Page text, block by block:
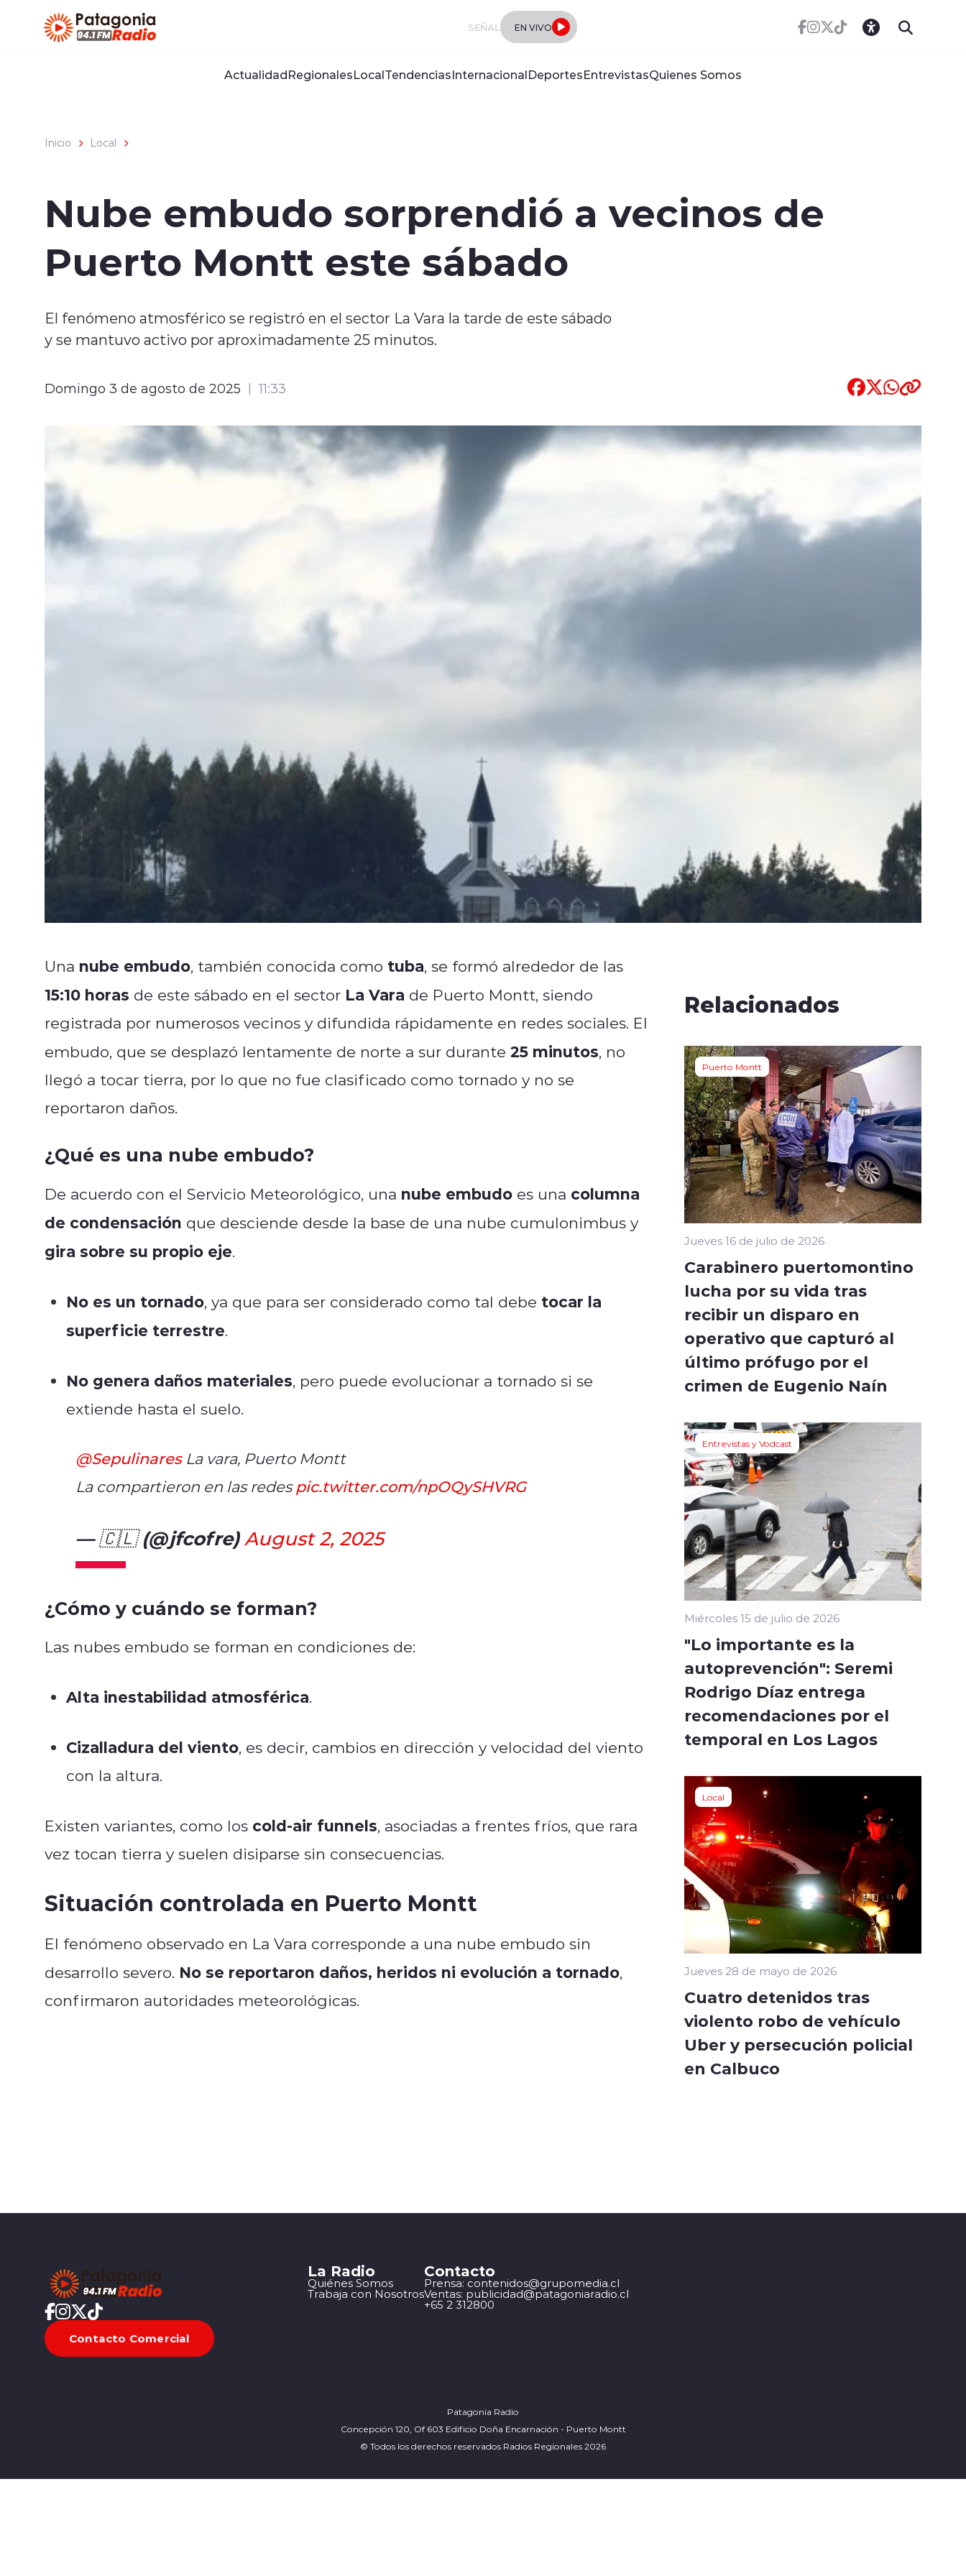
SEÑAL EN VIVO
ActualidadRegionalesLocalTendenciasInternacionalDeportesEntrevistasQuienes Somos
Inicio Local
Nube embudo sorprendió a vecinos de
Puerto Montt este sábado
El fenómeno atmosférico se registró en el sector La Vara la tarde de este sábado
y se mantuvo activo por aproximadamente 25 minutos.
Domingo 3 de agosto de 2025 11:33
Una nube embudo, también conocida como tuba, se formó alrededor de las
15:10 horas de este sábado en el sector La Vara de Puerto Montt, siendo
registrada por numerosos vecinos y difundida rápidamente en redes sociales. El
embudo, que se desplazó lentamente de norte a sur durante 25 minutos, no
llegó a tocar tierra, por lo que no fue clasificado como tornado y no se
reportaron daños.
¿Qué es una nube embudo?
De acuerdo con el Servicio Meteorológico, una nube embudo es una columna
de condensación que desciende desde la base de una nube cumulonimbus y
gira sobre su propio eje.
No es un tornado, ya que para ser considerado como tal debe tocar la
superficie terrestre.
No genera daños materiales, pero puede evolucionar a tornado si se
extiende hasta el suelo.
@SepulinaresLa vara, Puerto Montt
La compartieron en las redespic.twitter.com/npOQySHVRG
— 🇨🇱 (@jfcofre) August 2, 2025
¿Cómo y cuándo se forman?
Las nubes embudo se forman en condiciones de:
Alta inestabilidad atmosférica.
Cizalladura del viento, es decir, cambios en dirección y velocidad del viento
con la altura.
Existen variantes, como los cold-air funnels, asociadas a frentes fríos, que rara
vez tocan tierra y suelen disiparse sin consecuencias.
Situación controlada en Puerto Montt
El fenómeno observado en La Vara corresponde a una nube embudo sin
desarrollo severo. No se reportaron daños, heridos ni evolución a tornado,
confirmaron autoridades meteorológicas.
Relacionados
Puerto Montt
Jueves 16 de julio de 2026
Carabinero puertomontino
lucha por su vida tras
recibir un disparo en
operativo que capturó al
último prófugo por el
crimen de Eugenio Naín
Entrevistas y Vodcast
Miércoles 15 de julio de 2026
"Lo importante es la
autoprevención": Seremi
Rodrigo Díaz entrega
recomendaciones por el
temporal en Los Lagos
Local
Jueves 28 de mayo de 2026
Cuatro detenidos tras
violento robo de vehículo
Uber y persecución policial
en Calbuco
Contacto Comercial
La Radio
Quiénes Somos
Trabaja con Nosotros
Contacto
Prensa: contenidos@grupomedia.cl
Ventas: publicidad@patagoniaradio.cl
+65 2 312800
Patagonia Radio
Concepción 120, Of 603 Edificio Doña Encarnación - Puerto Montt
© Todos los derechos reservados Radios Regionales 2026